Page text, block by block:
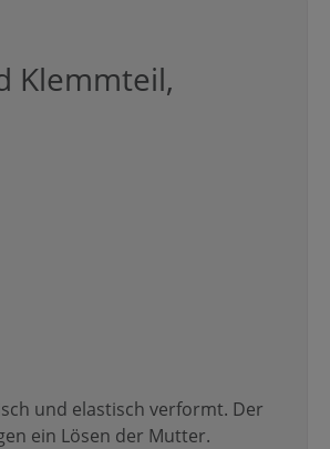
Klemmteil,
und elastisch verformt. Der
ein Lösen der Mutter.